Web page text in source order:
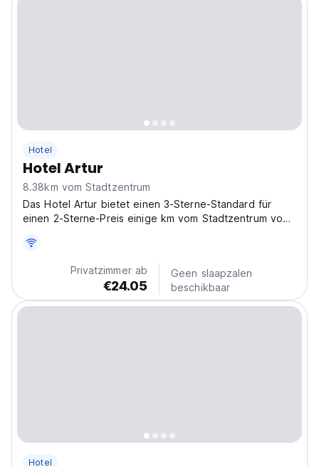
Hotel
Hotel Artur
8.38km vom Stadtzentrum
Das Hotel Artur bietet einen 3-Sterne-Standard für
einen 2-Sterne-Preis einige km vom Stadtzentrum von
Privatzimmer ab
€24.05
Geen slaapzalen
beschikbaar
Hotel